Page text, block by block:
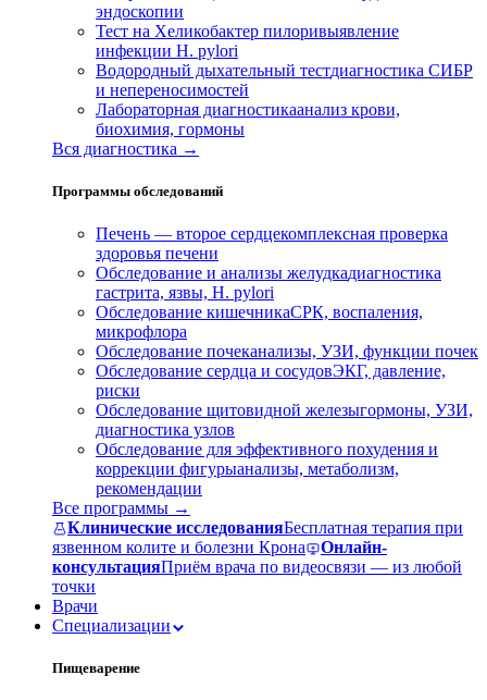
эндоскопии
Тест на Хеликобактер пилоривыявление
инфекции H. pylori
Водородный дыхательный тестдиагностика СИБР
и непереносимостей
Лабораторная диагностикаанализ крови,
биохимия, гормоны
Вся диагностика →
Программы обследований
Печень — второе сердцекомплексная проверка
здоровья печени
Обследование и анализы желудкадиагностика
гастрита, язвы, H. pylori
Обследование кишечникаСРК, воспаления,
микрофлора
Обследование почеканализы, УЗИ, функции почек
Обследование сердца и сосудовЭКГ, давление,
риски
Обследование щитовидной железыгормоны, УЗИ,
диагностика узлов
Обследование для эффективного похудения и
коррекции фигурыанализы, метаболизм,
рекомендации
Все программы →
Клинические исследованияБесплатная терапия при
язвенном колите и болезни Крона
Онлайн-
консультацияПриём врача по видеосвязи — из любой
точки
Врачи
Специализации
Пищеварение